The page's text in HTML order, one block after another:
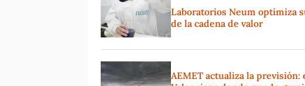
Laboratorios Neum optimiza
de la cadena de valor
AEMET actualiza la previsión: